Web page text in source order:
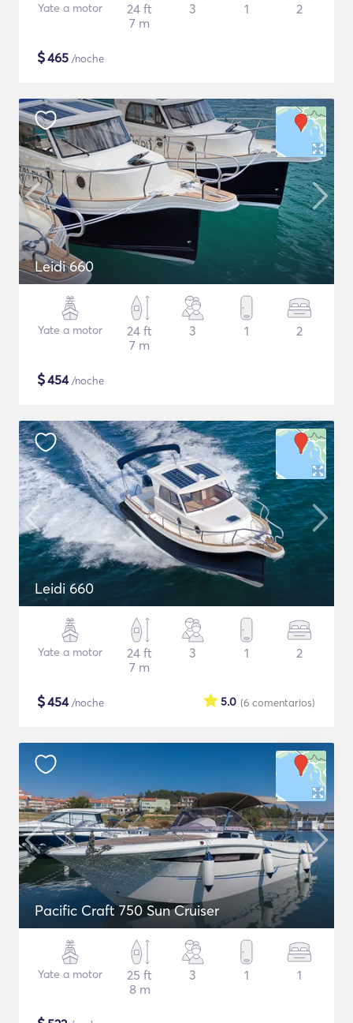
Yate a motor
24 ft
7 m
3 1 2
$465 /noche
Leidi 660
Yate a motor
24 ft
7 m
3 1 2
$454/noche
Leidi 660
Yate a motor
24 ft
7 m
3 1 2
$454/noche (6 comentarios)
5.0
Pacific Craft 750 Sun Cruiser
Yate a motor
25 ft
8 m
3 1 1